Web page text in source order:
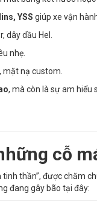
YSS giúp xe vận
dây dầu Hel.
nhẹ.
mặt nạ custom.
, mà còn là sự am hiểu
cỗ
tinh thần”, được chăm
đang gây bão tại đây: